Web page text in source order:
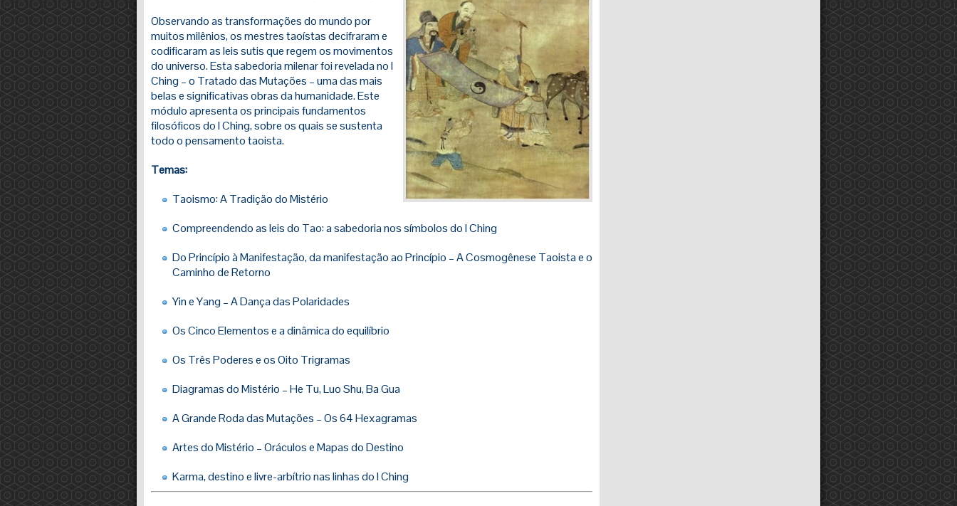
Observando as transformações do mundo por
muitos milênios, os mestres taoístas decifraram e
codificaram as leis sutis que regem os movimentos
do universo. Esta sabedoria milenar foi revelada no I
Ching – o Tratado das Mutações – uma das mais
belas e significativas obras da humanidade. Este
módulo apresenta os principais fundamentos
filosóficos do I Ching, sobre os quais se sustenta
todo o pensamento taoista.
Temas:
Taoismo: A Tradição do Mistério
Compreendendo as leis do Tao: a sabedoria nos símbolos do I Ching
Do Princípio à Manifestação, da manifestação ao Princípio – A Cosmogênese Taoista e o
Caminho de Retorno
Yin e Yang – A Dança das Polaridades
Os Cinco Elementos e a dinâmica do equilíbrio
Os Três Poderes e os Oito Trigramas
Diagramas do Mistério – He Tu, Luo Shu, Ba Gua
A Grande Roda das Mutações – Os 64 Hexagramas
Artes do Mistério – Oráculos e Mapas do Destino
Karma, destino e livre-arbítrio nas linhas do I Ching